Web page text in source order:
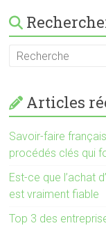
Articles
Savoir-faire
procédés clés qui
Est-ce que l’achat
est vraiment fiable
Top 3 des